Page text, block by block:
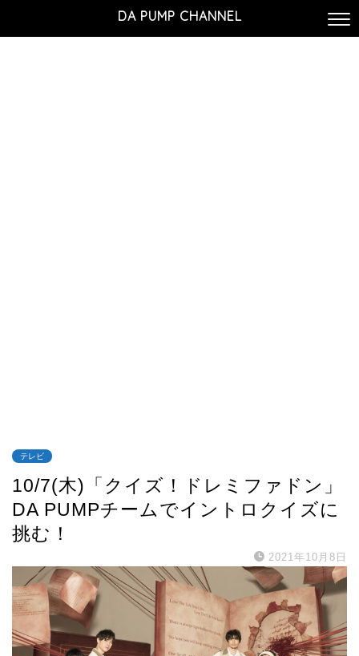
DA PUMP CHANNEL
テレビ
10/7(木)「クイズ！ドレミファドン」
DA PUMPチームでイントロクイズに
挑む！
2021年10月8日